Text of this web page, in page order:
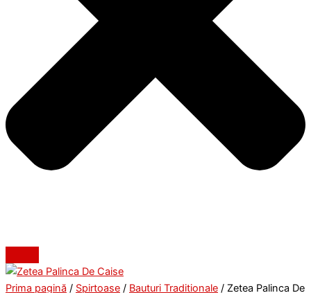
Prima pagină / Spirtoase / Bauturi Traditionale / Zetea Palinca De